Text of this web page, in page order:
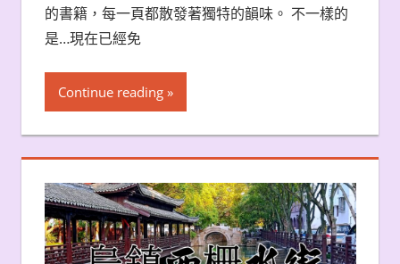
的書籍，每一頁都散發著獨特的韻味。 不一樣的
是…現在已經免
Continue reading